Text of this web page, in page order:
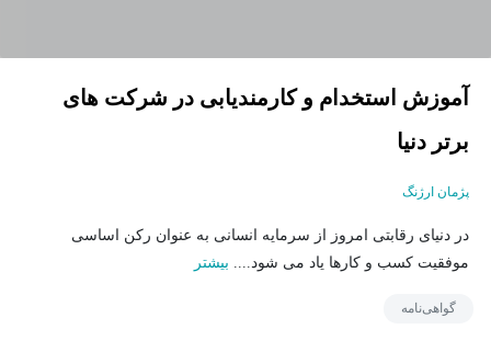
آموزش استخدام و کارمندیابی در شرکت های
برتر دنیا
پژمان ارژنگ
در دنیای رقابتی امروز از سرمایه انسانی به عنوان رکن اساسی
موفقیت کسب و کارها یاد می شود.... بیشتر
گواهی‌نامه